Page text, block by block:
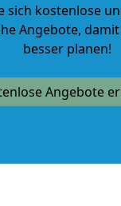
sich kostenlose
Angebote,
besser planen!
Angebote